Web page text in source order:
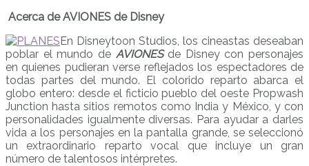
Acerca de AVIONES de Disney
En Disneytoon Studios, los cineastas deseaban
poblar el mundo de AVIONESde Disney con personajes
en quienes pudieran verse reflejados los espectadores de
todas partes del mundo. El colorido reparto abarca el
globo entero: desde el ficticio pueblo del oeste Propwash
Junction hasta sitios remotos como India y México, y con
personalidades igualmente diversas. Para ayudar a darles
vida a los personajes en la pantalla grande, se seleccionó
un extraordinario reparto vocal que incluye un gran
número de talentosos intérpretes.